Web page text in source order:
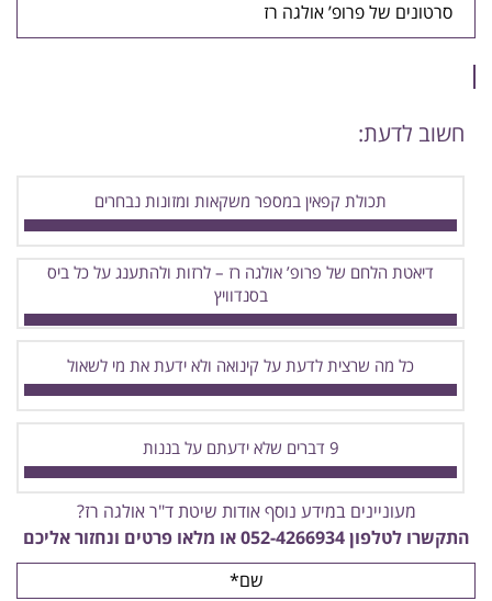
סרטונים של פרופ’ אולגה רז
חשוב לדעת:
תכולת קפאין במספר משקאות ומזונות נבחרים
דיאטת הלחם של פרופ’ אולגה רז – לרזות ולהתענג על כל ביס
בסנדוויץ
כל מה שרצית לדעת על קינואה ולא ידעת את מי לשאול
9 דברים שלא ידעתם על בננות
מעוניינים במידע נוסף אודות שיטת ד"ר אולגה רז?
התקשרו לטלפון052-4266934 או מלאו פרטים ונחזור אליכם